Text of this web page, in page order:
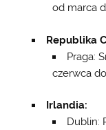
od marca
Republika
Praga:
czerwca
Irlandia:
Dublin: